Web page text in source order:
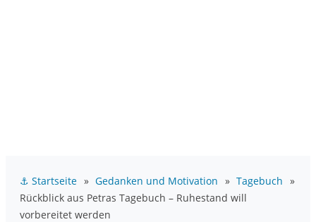
⚓ Startseite » Gedanken und Motivation » Tagebuch »
Rückblick aus Petras Tagebuch – Ruhestand will
vorbereitet werden